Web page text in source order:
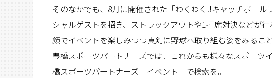
そのなかでも、8月に開催された「わくわく!!キャッチボール
シャルゲストを招き、ストラックアウトや1打席対決などが
顔でイベントを楽しみつつ真剣に野球へ取り組む姿をみるこ
豊橋スポーツパートナーズでは、これからも様々なスポーツ
橋スポーツパートナーズ イベント」で検索を。